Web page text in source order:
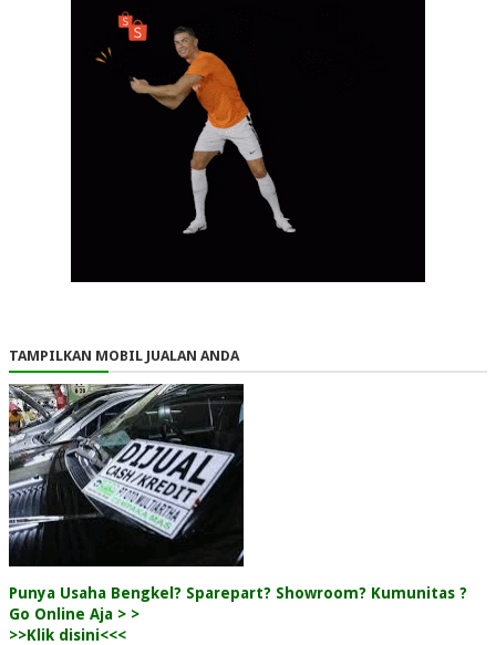
TAMPILKAN MOBIL JUALAN ANDA
Punya Usaha Bengkel? Sparepart? Showroom? Kumunitas ?
Go Online Aja > >
>>Klik disini<<<